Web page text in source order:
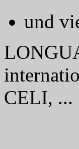
und
CELI, ...